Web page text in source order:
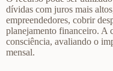
dívidas com juros mais
empreendedores, cobrir
planejamento financeiro. A
consciência, avaliando o
mensal.